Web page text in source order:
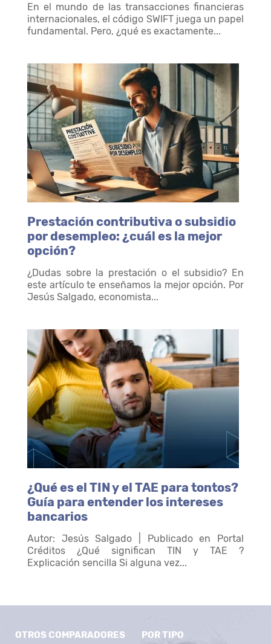
En el mundo de las transacciones financieras
internacionales, el código SWIFT juega un papel
fundamental. Pero, ¿qué es exactamente...
Prestación contributiva o subsidio
por desempleo: ¿cuál es la mejor
opción?
¿Dudas sobre la prestación o el subsidio? En
este artículo te enseñamos la mejor opción. Por
Jesús Salgado, economista...
¿Qué es el TIN y el TAE para tontos?
Guía para entender los intereses
bancarios
Autor: Jesús Salgado | Publicado en Portal
Créditos ¿Qué significan TIN y TAE ?
Explicación sencilla Si alguna vez...
OTROS COMPARADORES POR TIPO